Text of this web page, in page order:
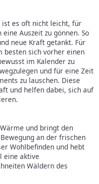
ist es oft nicht leicht, für
Auszeit zu gönnen. So
neue Kraft getankt. Für
besten sich vorher einen
im Kalender zu
und für eine Zeit
zu lauschen. Diese
und helfen dabei, sich auf
und bringt den
an der frischen
Wohlbefinden und hebt
eine aktive
Wäldern des